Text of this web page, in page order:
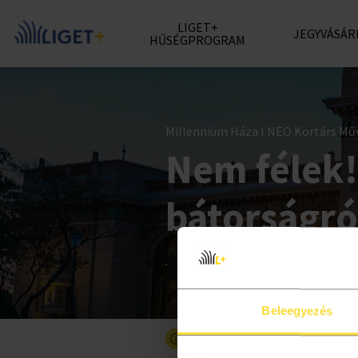
Beleegyezés
LIGET+
HŰSÉGPROGRAM
Millennium Háza I NEO Kortárs
Nem
Részletesebben a